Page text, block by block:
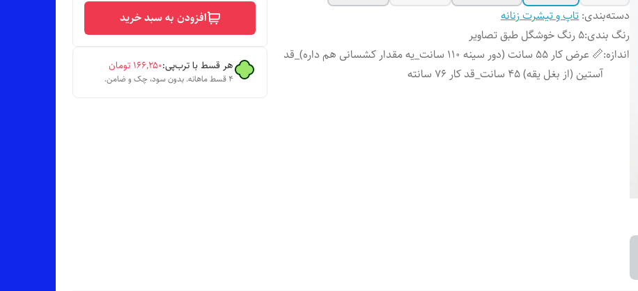
دسته‌بندی: تاپ و تیشرت زنانه
رنگ بندی:5 رنگ خوشگل طبق تصاویر
اندازه:
📏 عرض کار 55 سانت (دور سینه 110 سانت_یه مقدار کشسانی هم داره)_قد
آستین (از بغل یقه) 45 سانت_قد کار 76 سانته
افزودن به سبد خرید
هر قسط با ترب‌پی:۱۶۶٬۲۵۰ تومان
۴ قسط ماهانه. بدون سود، چک و ضامن.